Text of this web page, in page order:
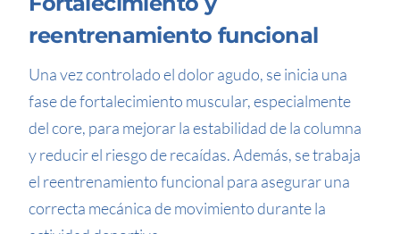
reentrenamiento funcional
Una vez controlado el dolor agudo, se inicia una
fase de fortalecimiento muscular, especialmente
del core, para mejorar la estabilidad de la columna
y reducir el riesgo de recaídas. Además, se trabaja
el reentrenamiento funcional para asegurar una
correcta mecánica de movimiento durante la